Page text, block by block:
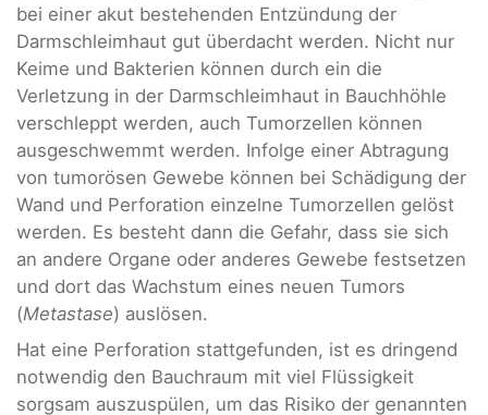
bei einer akut bestehenden Entzündung der
Darmschleimhaut gut überdacht werden. Nicht nur
Keime und Bakterien können durch ein die
Verletzung in der Darmschleimhaut in Bauchhöhle
verschleppt werden, auch Tumorzellen können
ausgeschwemmt werden. Infolge einer Abtragung
von tumorösen Gewebe können bei Schädigung der
Wand und Perforation einzelne Tumorzellen gelöst
werden. Es besteht dann die Gefahr, dass sie sich
an andere Organe oder anderes Gewebe festsetzen
und dort das Wachstum eines neuen Tumors
(Metastase) auslösen.
Hat eine Perforation stattgefunden, ist es dringend
notwendig den Bauchraum mit viel Flüssigkeit
sorgsam auszuspülen, um das Risiko der genannten